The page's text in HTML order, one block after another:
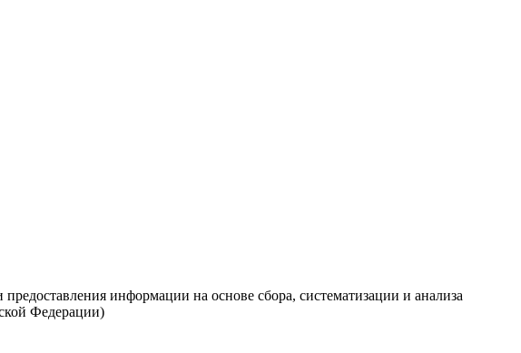
информации на основе сбора, систематизации и анализа
Федерации)